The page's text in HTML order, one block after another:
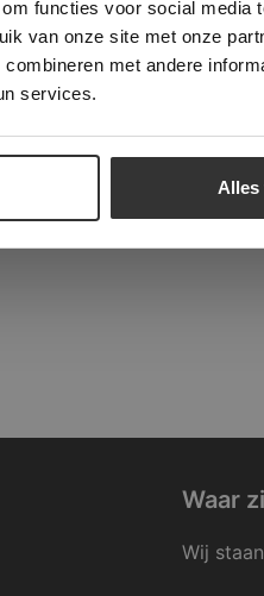
functies voor social media
van onze site met onze
met andere
services.
Alles
Waar
Wij
AFWIJZEN